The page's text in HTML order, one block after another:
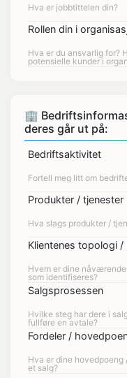
Rollen din i
🏢
deres går ut på:
Bedriftsaktivitet
Produkter / tjenester
Klientenes topologi /
Salgsprosessen
Fordeler /